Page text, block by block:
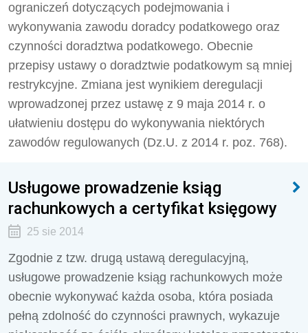
ograniczeń dotyczących podejmowania i
wykonywania zawodu doradcy podatkowego oraz
czynności doradztwa podatkowego. Obecnie
przepisy ustawy o doradztwie podatkowym są mniej
restrykcyjne. Zmiana jest wynikiem deregulacji
wprowadzonej przez ustawę z 9 maja 2014 r. o
ułatwieniu dostępu do wykonywania niektórych
zawodów regulowanych (Dz.U. z 2014 r. poz. 768).
Usługowe prowadzenie ksiąg
rachunkowych a certyfikat księgowy
25 sie 2014
Zgodnie z tzw. drugą ustawą deregulacyjną,
usługowe prowadzenie ksiąg rachunkowych może
obecnie wykonywać każda osoba, która posiada
pełną zdolność do czynności prawnych, wykazuje